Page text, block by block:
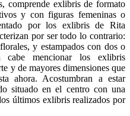
comprende exlibris de formato
y con figuras femeninas o
por los exlibris de Rita
por ser todo lo contrario:
y estampados con dos o
cabe mencionar los exlibris
y de mayores dimensiones que
ahora. Acostumbran a estar
situado en el centro con una
últimos exlibris realizados por